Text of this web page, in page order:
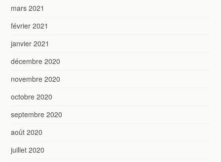
mars 2021
février 2021
janvier 2021
décembre 2020
novembre 2020
octobre 2020
septembre 2020
août 2020
juillet 2020